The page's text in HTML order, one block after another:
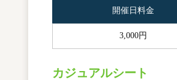
開催日料金
3,000円
カジュアルシート